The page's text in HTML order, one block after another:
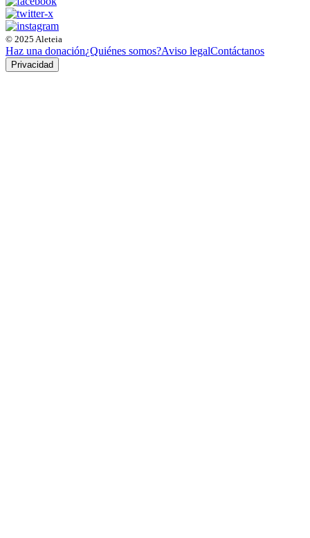
© 2025 Aleteia
Haz una donación¿Quiénes somos?Aviso legalContáctanos
Privacidad